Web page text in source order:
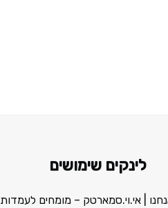
לינקים שימושים
| אי.וי.סמארטק – מומחים לעמדות